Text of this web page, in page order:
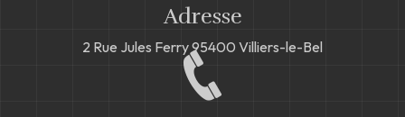
Adresse
2 Rue Jules Ferry95400 Villiers-le-Bel